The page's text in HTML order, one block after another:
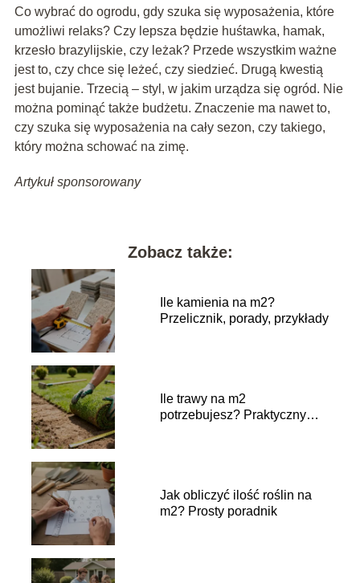
Co wybrać do ogrodu, gdy szuka się wyposażenia, które
umożliwi relaks? Czy lepsza będzie huśtawka, hamak,
krzesło brazylijskie, czy leżak? Przede wszystkim ważne
jest to, czy chce się leżeć, czy siedzieć. Drugą kwestią
jest bujanie. Trzecią – styl, w jakim urządza się ogród. Nie
można pominąć także budżetu. Znaczenie ma nawet to,
czy szuka się wyposażenia na cały sezon, czy takiego,
który można schować na zimę.
Artykuł sponsorowany
Zobacz także:
Ile kamienia na m2?
Przelicznik, porady, przykłady
Ile trawy na m2
potrzebujesz? Praktyczny
Jak obliczyć ilość roślin na
m2? Prosty poradnik